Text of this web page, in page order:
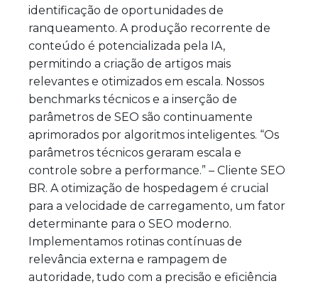
identificação de oportunidades de
ranqueamento. A produção recorrente de
conteúdo é potencializada pela IA,
permitindo a criação de artigos mais
relevantes e otimizados em escala. Nossos
benchmarks técnicos e a inserção de
parâmetros de SEO são continuamente
aprimorados por algoritmos inteligentes. “Os
parâmetros técnicos geraram escala e
controle sobre a performance.” – Cliente SEO
BR. A otimização de hospedagem é crucial
para a velocidade de carregamento, um fator
determinante para o SEO moderno.
Implementamos rotinas contínuas de
relevância externa e rampagem de
autoridade, tudo com a precisão e eficiência